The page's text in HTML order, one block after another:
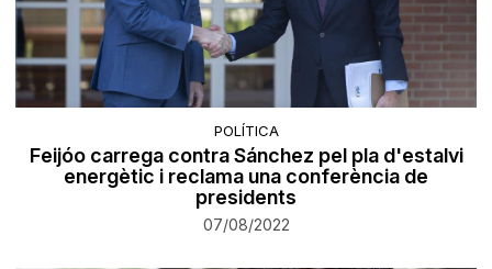
POLÍTICA
Feijóo carrega contra Sánchez pel pla d'estalvi
energètic i reclama una conferència de
presidents
07/08/2022